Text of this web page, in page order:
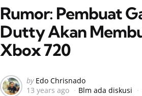
Rumor: Pembuat
Dutty Akan
Xbox 720
Posted
by
by Edo Chrisnado
13 years ago
Blm ada diskusi